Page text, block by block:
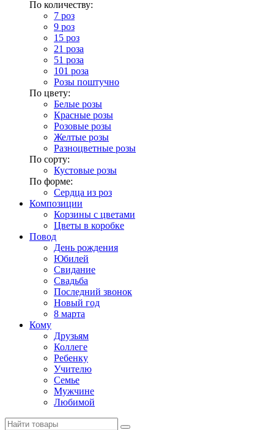
По количеству:
7 роз
9 роз
15 роз
21 роза
51 роза
101 роза
Розы поштучно
По цвету:
Белые розы
Красные розы
Розовые розы
Желтые розы
Разноцветные розы
По сорту:
Кустовые розы
По форме:
Сердца из роз
Композиции
Корзины с цветами
Цветы в коробке
Повод
День рождения
Юбилей
Свидание
Свадьба
Последний звонок
Новый год
8 марта
Кому
Друзьям
Коллеге
Ребенку
Учителю
Семье
Мужчине
Любимой